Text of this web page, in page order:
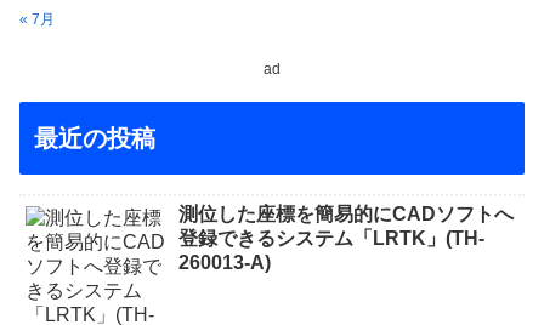
« 7月
ad
最近の投稿
測位した座標を簡易的にCADソフトへ
登録できるシステム「LRTK」(TH-
260013-A)